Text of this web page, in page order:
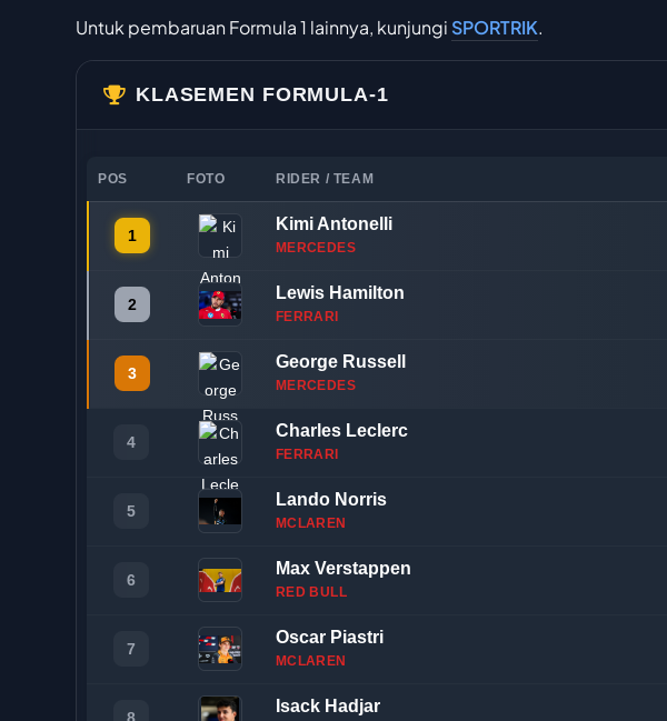
Untuk pembaruan Formula 1 lainnya, kunjungi SPORTRIK.
KLASEMEN FORMULA-1
POS FOTO RIDER / TEAM
1
Kimi Antonelli
MERCEDES
2
Lewis Hamilton
FERRARI
3
George Russell
MERCEDES
4
Charles Leclerc
FERRARI
5
Lando Norris
MCLAREN
6
Max Verstappen
RED BULL
7
Oscar Piastri
MCLAREN
Isack Hadjar